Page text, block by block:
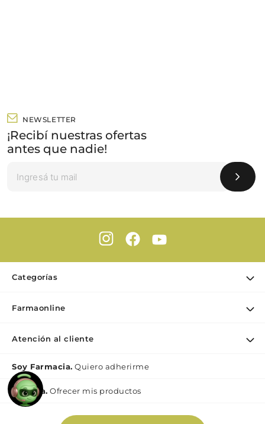
NEWSLETTER
¡Recibí nuestras ofertas
antes que nadie!
Categorías
Dermocosmética
Nutrición & Deporte
Bebé y maternidad
Perfumes y Fragancias
Farmaonline
Atención al cliente
Contacto
Medios de pago
Como comprar
Preguntas Frecuentes Beauty
Soy Farmacia. Quiero adherirme
Mi lìnea. Ofrecer mis productos